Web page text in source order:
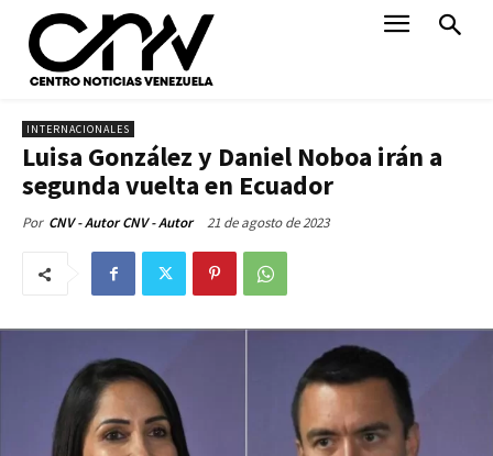
INTERNACIONALES
Luisa González y Daniel Noboa irán a
segunda vuelta en Ecuador
Por CNV - Autor CNV - Autor 21 de agosto de 2023